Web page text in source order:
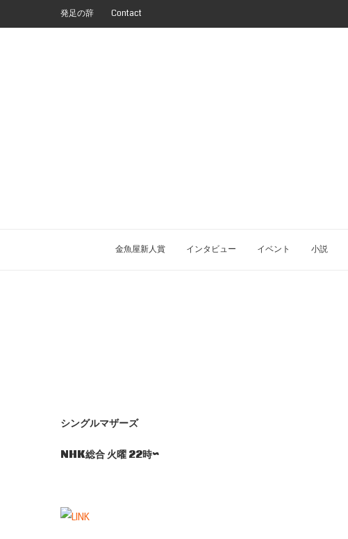
発足の辞 Contact
金魚屋新人賞 インタビュー イベント 小説
シングルマザーズ
NHK総合 火曜 22時~